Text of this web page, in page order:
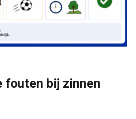
fouten bij zinnen